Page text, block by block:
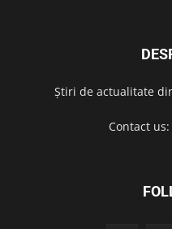
Știri de actualitate
Contact us: